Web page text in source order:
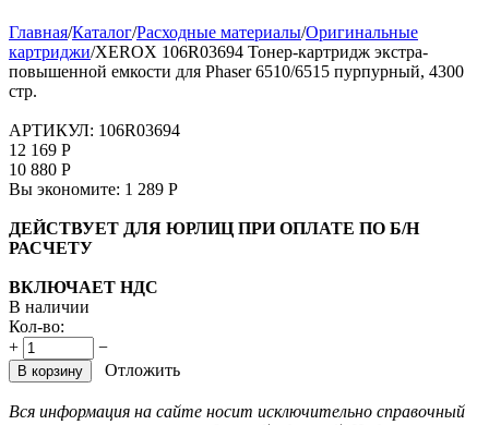
Главная/Каталог/Расходные материалы/Оригинальные
картриджи/XEROX 106R03694 Тонер-картридж экстра-
повышенной емкости для Phaser 6510/6515 пурпурный, 4300
стр.
АРТИКУЛ: 106R03694
12 169 Р
10 880 Р
Вы экономите: 1 289 Р
ДЕЙСТВУЕТ ДЛЯ ЮРЛИЦ ПРИ ОПЛАТЕ ПО Б/Н
РАСЧЕТУ
ВКЛЮЧАЕТ НДС
В наличии
Кол-во:
+
−
В корзину Отложить
Вся информация на сайте носит исключительно справочный